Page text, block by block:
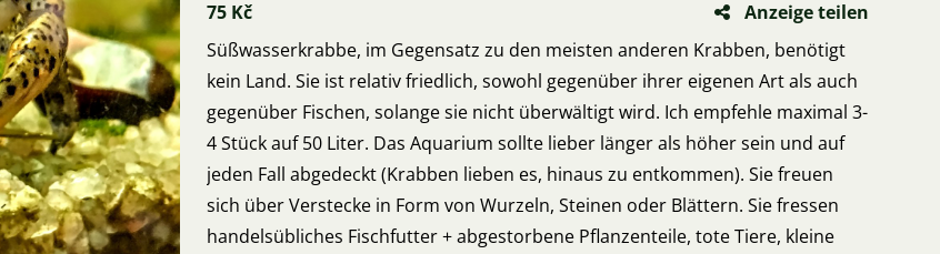
75 Kč
Anzeige teilen
Süßwasserkrabbe, im Gegensatz zu den meisten anderen Krabben, benötigt
kein Land. Sie ist relativ friedlich, sowohl gegenüber ihrer eigenen Art als auch
gegenüber Fischen, solange sie nicht überwältigt wird. Ich empfehle maximal 3-
4 Stück auf 50 Liter. Das Aquarium sollte lieber länger als höher sein und auf
jeden Fall abgedeckt (Krabben lieben es, hinaus zu entkommen). Sie freuen
sich über Verstecke in Form von Wurzeln, Steinen oder Blättern. Sie fressen
handelsübliches Fischfutter + abgestorbene Pflanzenteile, tote Tiere, kleine